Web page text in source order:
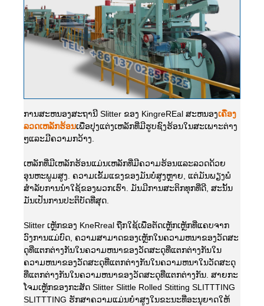
ການສະຫນອງສະຖານີ Slitter ຂອງ KingreREal ສະຫນອງເຄື່ອງ
ລວດເຫລັກຮ້ອນເພື່ອປຸງແຕ່ງເຫລັກທີ່ມີຮູບຊົງຮ້ອນໃນສະເພາະຕ່າງ
ໆແລະມີຄວາມກວ້າງ.
ເຫລັກທີ່ມີເຫລັກຮ້ອນແມ່ນເຫລັກທີ່ມີຄວາມຮ້ອນແລະລວດດ້ວຍ
ອຸນຫະພູມສູງ. ຄວາມເຂັ້ມແຂງຂອງມັນບໍ່ສູງຫຼາຍ, ແຕ່ມັນພຽງພໍ
ສໍາລັບການນໍາໃຊ້ຂອງພວກເຮົາ. ມັນມີການສະຕິກທຸກທີ່ດີ, ສະນັ້ນ
ມັນເປັນການປະຕິບັດທີ່ສຸດ.
Slitter ເຫຼັກຂອງ KneRreal ຖືກໃຊ້ເພື່ອຕັດເຫຼັກເຫຼັກທີ່ແຄບຈາກ
ວົງການແມ່ບົດ, ຄວາມສາມາດຂອງເຫຼັກໃນຄວາມຫນາຂອງວັດສະ
ດຸທີ່ແຕກຕ່າງກັນໃນຄວາມຫນາຂອງວັດສະດຸທີ່ແຕກຕ່າງກັນໃນ
ຄວາມຫນາຂອງວັດສະດຸທີ່ແຕກຕ່າງກັນໃນຄວາມຫນາໃນວັດສະດຸ
ທີ່ແຕກຕ່າງກັນໃນຄວາມຫນາຂອງວັດສະດຸທີ່ແຕກຕ່າງກັນ. ສາຍກະ
ໂຈມເຫຼັກຂອງກະສັດ Slitter Slittle Rolled Stitting SLITTTING
SLITTTING ຮັກສາຄວາມແມ່ນຍໍາສູງໃນຂະນະທີ່ອະນຸຍາດໃຫ້